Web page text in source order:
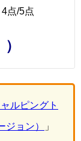
点/5点
ルピングト
ジョン） 」